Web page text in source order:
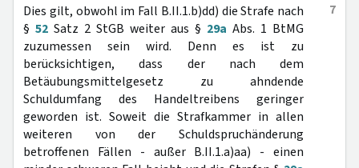
7
Dies gilt, obwohl im Fall B.II.1.b)dd) die Strafe nach
§ 52 Satz 2 StGB weiter aus § 29a Abs. 1 BtMG
zuzumessen sein wird. Denn es ist zu
berücksichtigen, dass der nach dem
Betäubungsmittelgesetz zu ahndende
Schuldumfang des Handeltreibens geringer
geworden ist. Soweit die Strafkammer in allen
weiteren von der Schuldspruchänderung
betroffenen Fällen - außer B.II.1.a)aa) - einen